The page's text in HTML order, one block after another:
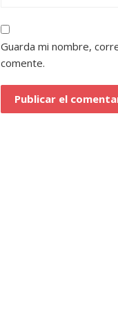
Guarda mi nombre,
comente.